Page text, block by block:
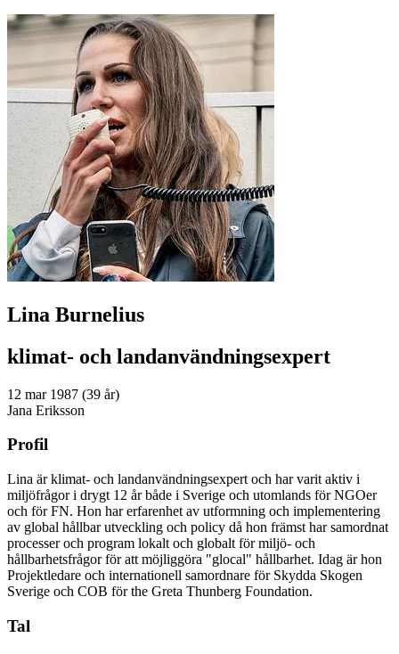
Lina Burnelius
klimat- och landanvändningsexpert
12 mar 1987 (39 år)
Jana Eriksson
Profil
Lina är klimat- och landanvändningsexpert och har varit aktiv i
miljöfrågor i drygt 12 år både i Sverige och utomlands för NGOer
och för FN. Hon har erfarenhet av utformning och implementering
av global hållbar utveckling och policy då hon främst har samordnat
processer och program lokalt och globalt för miljö- och
hållbarhetsfrågor för att möjliggöra "glocal" hållbarhet. Idag är hon
Projektledare och internationell samordnare för Skydda Skogen
Sverige och COB för the Greta Thunberg Foundation.
Tal